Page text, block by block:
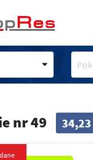
nr 49